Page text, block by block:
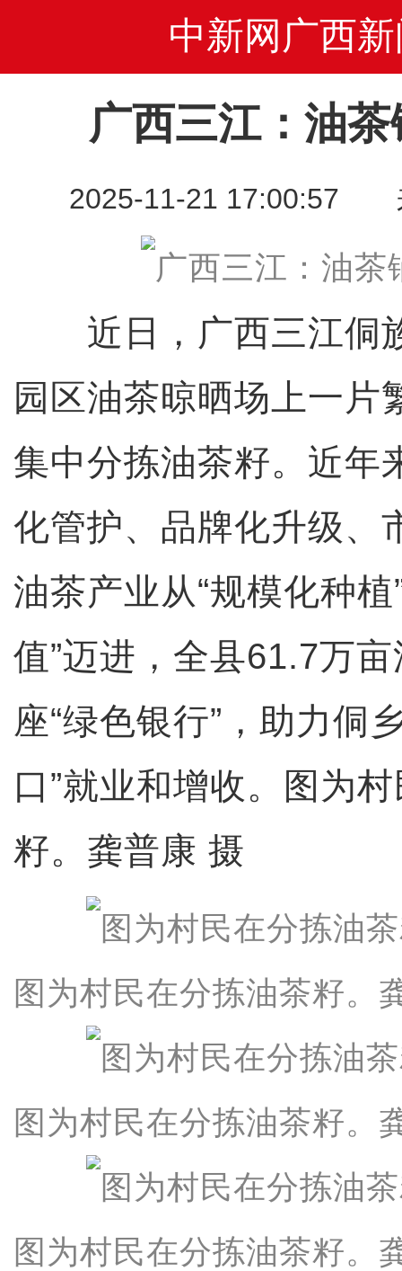
中新网广西新
广西三江：油
2025-11-21 17:00:57
近日，广西三江侗
园区油茶晾晒场上一片
集中分拣油茶籽。近年
化管护、品牌化升级、
油茶产业从“规模化种植
值”迈进，全县61.7万
座“绿色银行”，助力侗
口”就业和增收。图为
籽。龚普康 摄
图为村民在分拣油茶籽。
图为村民在分拣油茶籽。
图为村民在分拣油茶籽。